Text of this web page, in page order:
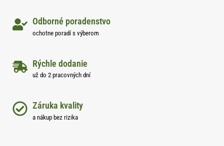
Odborné poradenstvo
ochotne poradí s výberom
Rýchle dodanie
už do 2 pracovných dní
Záruka kvality
a nákup bez rizika